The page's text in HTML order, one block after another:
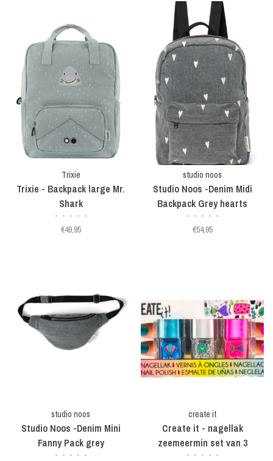
Trixie
Trixie - Backpack large Mr.
Shark
• • • • •
€49,95
studio noos
Studio Noos -Denim Midi
Backpack Grey hearts
• • • • •
€54,95
studio noos
Studio Noos -Denim Mini
Fanny Pack grey
• • • • •
create it
Create it - nagellak
zeemeermin set van 3
• • • • •